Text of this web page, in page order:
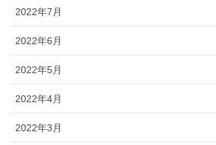
2022年7月
2022年6月
2022年5月
2022年4月
2022年3月